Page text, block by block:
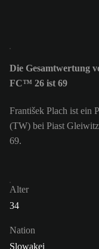
Die Gesamtwertung
FC™ 26 ist 69
František Plach ist ein
(TW) bei Piast
69.
Alter
34
Nation
Slowakei